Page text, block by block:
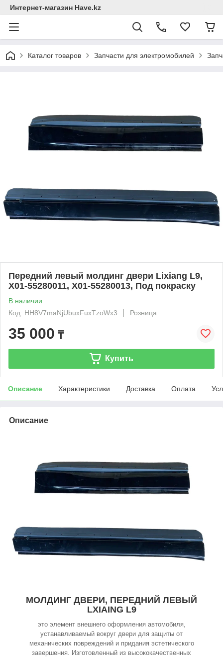
Интернет-магазин Have.kz
Каталог товаров Запчасти для электромобилей
Передний левый молдинг двери Lixiang L9,
X01-55280011, X01-55280013, Под покраску
В наличии
Код: HH8V7maNjUbuxFuxTzoWx3
Розница
35 000 ₸
Купить
Описание Характеристики Доставка Оплата
Описание
МОЛДИНГ ДВЕРИ, ПЕРЕДНИЙ ЛЕВЫЙ
LXIAING L9
это элемент внешнего оформления автомобиля,
устанавливаемый вокруг двери для защиты от
механических повреждений и придания эстетического
завершения. Изготовленный из высококачественных